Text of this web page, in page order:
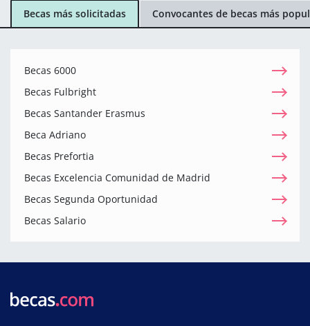
Becas más solicitadas Convocantes de becas más
Becas 6000
Becas Fulbright
Becas Santander Erasmus
Beca Adriano
Becas Prefortia
Becas Excelencia Comunidad de Madrid
Becas Segunda Oportunidad
Becas Salario